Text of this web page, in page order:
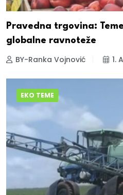
Pravedna trgovina:
globalne ravnoteže
BY-Ranka Vojnović 1.
EKO TEME